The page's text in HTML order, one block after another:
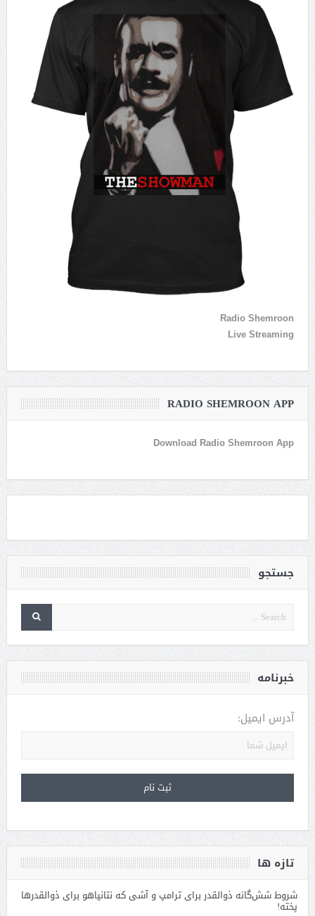
Radio Shemroon
Live Streaming
RADIO SHEMROON APP
Download Radio Shemroon App
جستجو
خبرنامه
آدرس ایمیل:
تازه ها
شروط شش‌گانه ذوالقدر برای ترامپ و آشی که نتانیاهو برای ذوالقدرها
پخته!